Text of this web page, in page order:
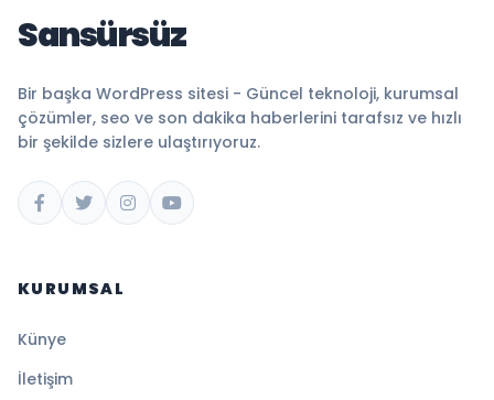
Sansürsüz
Bir başka WordPress sitesi - Güncel teknoloji, kurumsal
çözümler, seo ve son dakika haberlerini tarafsız ve hızlı
bir şekilde sizlere ulaştırıyoruz.
KURUMSAL
Künye
İletişim